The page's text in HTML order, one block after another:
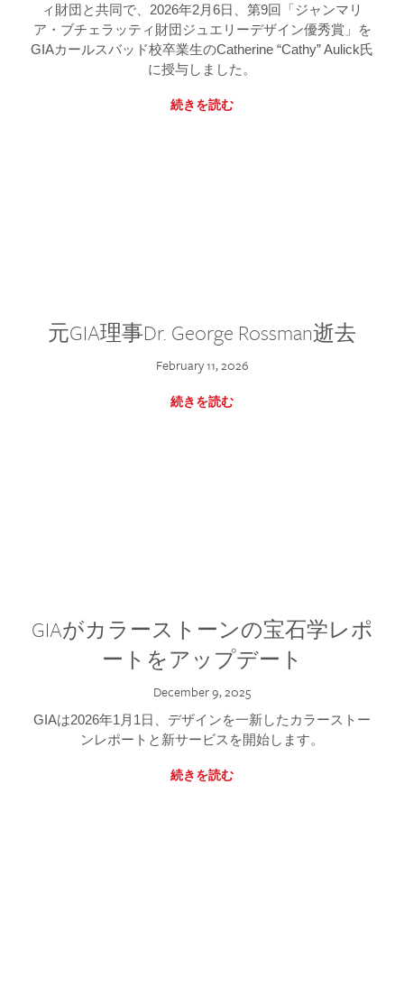
ィ財団と共同で、2026年2月6日、第9回「ジャンマリ
ア・ブチェラッティ財団ジュエリーデザイン優秀賞」を
GIAカールスバッド校卒業生のCatherine “Cathy” Aulick氏
に授与しました。
続きを読む
元GIA理事Dr. George Rossman逝去
February 11, 2026
続きを読む
GIAがカラーストーンの宝石学レポ
ートをアップデート
December 9, 2025
GIAは2026年1月1日、デザインを一新したカラーストー
ンレポートと新サービスを開始します。
続きを読む